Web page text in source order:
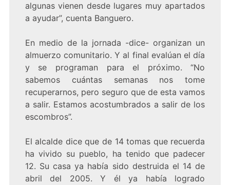
algunas vienen desde lugares muy apartados
a ayudar”, cuenta Banguero.
En medio de la jornada -dice- organizan un
almuerzo comunitario. Y al final evalúan el día
y se programan para el próximo. “No
sabemos cuántas semanas nos tome
recuperarnos, pero seguro que de esta vamos
a salir. Estamos acostumbrados a salir de los
escombros”.
El alcalde dice que de 14 tomas que recuerda
ha vivido su pueblo, ha tenido que padecer
12. Su casa ya había sido destruida el 14 de
abril del 2005. Y él ya había logrado